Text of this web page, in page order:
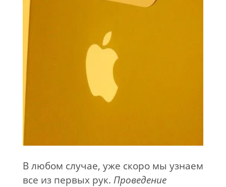
В любом случае, уже скоро мы узнаем
все из первых рук. Проведение